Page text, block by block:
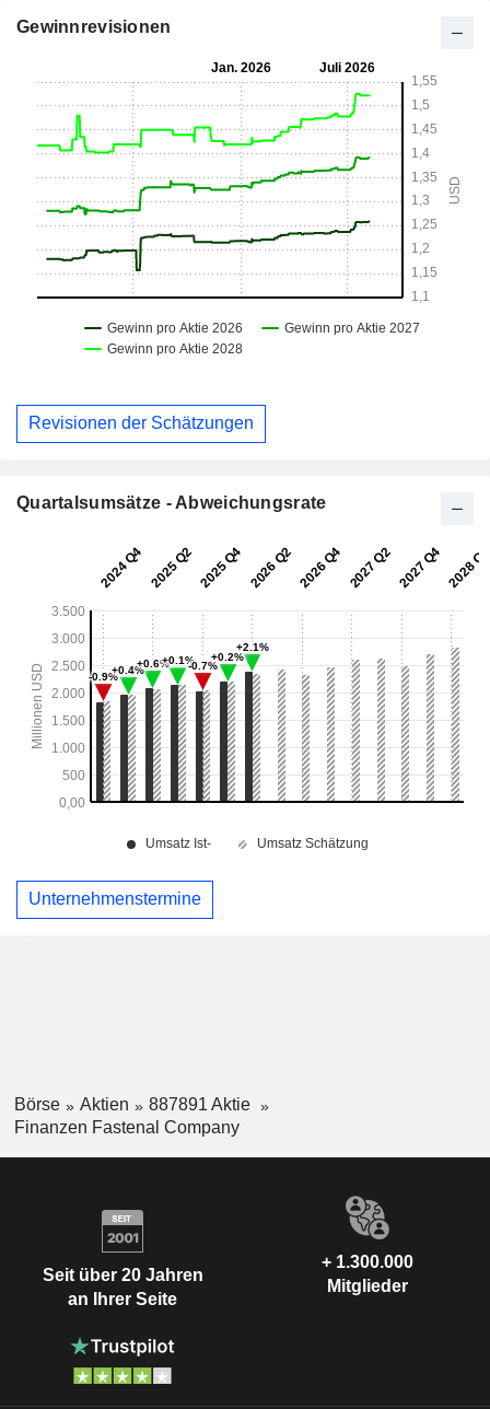
Gewinnrevisionen
Revisionen der Schätzungen
Quartalsumsätze - Abweichungsrate
Unternehmenstermine
Börse Aktien
887891 Aktie
Finanzen Fastenal Company
Seit über 20 Jahren
an Ihrer Seite
+ 1.300.000
Mitglieder